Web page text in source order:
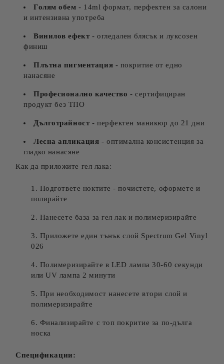
Голям обем - 14ml формат, перфектен за салони
и интензивна употреба
Винилов ефект - огледален блясък и луксозен
финиш
Плътна пигментация - покритие от едно
нанасяне
Професионално качество - сертифициран
продукт без ТПО
Дълготрайност - перфектен маникюр до 21 дни
Лесна апликация - оптимална консистенция за
гладко нанасяне
Как да приложите гел лака:
Подгответе ноктите - почистете, оформете и
полирайте
Нанесете база за гел лак и полимеризирайте
Приложете един тънък слой Spectrum Gel Vinyl
026
Полимеризирайте в LED лампа 30-60 секунди
или UV лампа 2 минути
При необходимост нанесете втори слой и
полимеризирайте
Финализирайте с топ покритие за по-дълга
носка
Спецификации: